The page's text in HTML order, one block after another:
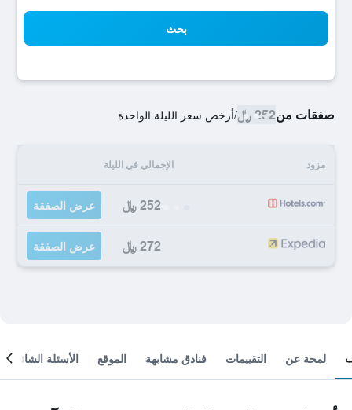
بحث
صفقات من252 ﷼ /أرخص سعر الليلة الواحدة
مزود الإجمالي في الليلة
252 ﷼ عرض الصفقة
272 ﷼ عرض الصفقة
لمحة عن التقييمات فنادق مشابهة الموقع الأسئلة الشائعة